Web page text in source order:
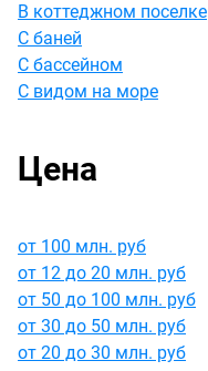
В коттеджном поселке
С баней
С бассейном
С видом на море
Цена
от 100 млн. руб
oт 12 до 20 млн. руб
oт 50 до 100 млн. руб
oт 30 до 50 млн. руб
oт 20 до 30 млн. руб